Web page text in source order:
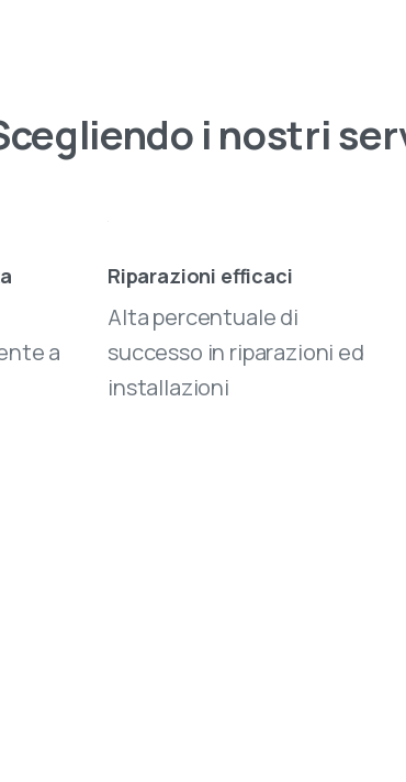
i nostri
a
Riparazioni efficaci
Alta percentuale di
successo in riparazioni ed
installazioni